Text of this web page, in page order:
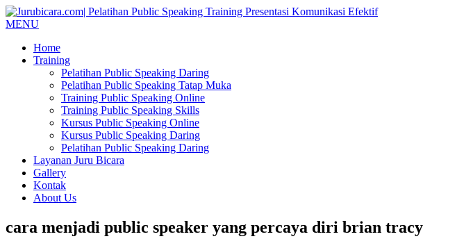
MENU
Home
Training
Pelatihan Public Speaking Daring
Pelatihan Public Speaking Tatap Muka
Training Public Speaking Online
Training Public Speaking Skills
Kursus Public Speaking Online
Kursus Public Speaking Daring
Pelatihan Public Speaking Daring
Layanan Juru Bicara
Gallery
Kontak
About Us
cara menjadi public speaker yang percaya diri brian tracy